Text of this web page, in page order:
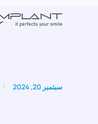
سبتمبر 20, 2024 /